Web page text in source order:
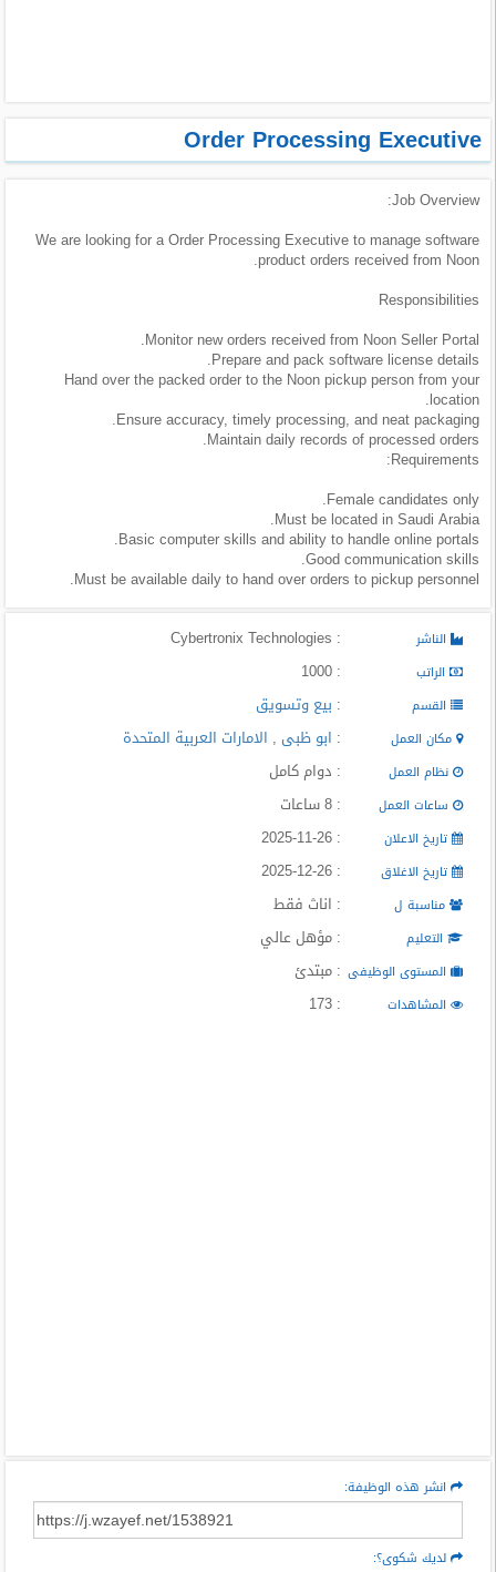
تصفح
الوظائف
وظائف
اليوم
وظائف
السعودية
اليوم
وظائف
مصر
اليوم
وظائف
حكومية
المدونة
Order Processing Executive
Job Overview:
We are looking for a Order Processing Executive to manage software
product orders received from Noon.
Responsibilities
Monitor new orders received from Noon Seller Portal.
Prepare and pack software license details.
Hand over the packed order to the Noon pickup person from your
location.
Ensure accuracy, timely processing, and neat packaging.
Maintain daily records of processed orders.
Requirements:
Female candidates only.
Must be located in Saudi Arabia.
Basic computer skills and ability to handle online portals.
Good communication skills.
Must be available daily to hand over orders to pickup personnel.
الناشر : Cybertronix Technologies
الراتب : 1000
القسم : بيع وتسويق
مكان العمل : ابو ظبى , الامارات العربية المتحدة
نظام العمل : دوام كامل
ساعات العمل : 8 ساعات
تاريخ الاعلان : 2025-11-26
تاريخ الاغلاق : 2025-12-26
مناسبة ل : اناث فقط
التعليم : مؤهل عالي
المستوى الوظيفى : مبتدئ
المشاهدات : 173
انشر هذه الوظيفة:
لديك شكوى؟: